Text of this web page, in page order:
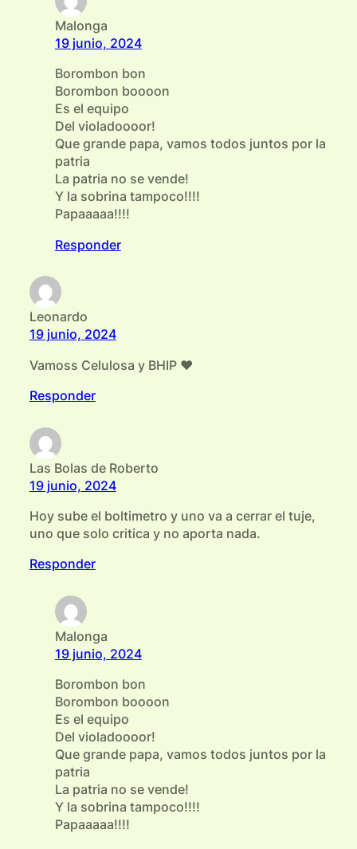
Malonga
19 junio, 2024
Borombon bon
Borombon boooon
Es el equipo
Del violadoooor!
Que grande papa, vamos todos juntos por la
patria
La patria no se vende!
Y la sobrina tampoco!!!!
Papaaaaa!!!!
Responder
Leonardo
19 junio, 2024
Vamoss Celulosa y BHIP ♥
Responder
Las Bolas de Roberto
19 junio, 2024
Hoy sube el boltimetro y uno va a cerrar el tuje,
uno que solo critica y no aporta nada.
Responder
Malonga
19 junio, 2024
Borombon bon
Borombon boooon
Es el equipo
Del violadoooor!
Que grande papa, vamos todos juntos por la
patria
La patria no se vende!
Y la sobrina tampoco!!!!
Papaaaaa!!!!